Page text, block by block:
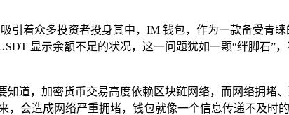
引着众多投资者投身其中，IM 钱包，作为一款备受青
显示余额不足的状况，这一问题犹如一颗“绊脚石”
道，加密货币交易高度依赖区块链网络，而网络拥堵
会造成网络严重拥堵，钱包就像一个信息传递不及时